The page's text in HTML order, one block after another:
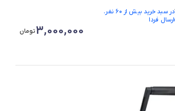
در سبد خرید بیش از ۶۰ نفر.
فقط ۳ عدد در انبار موجود است.
ارسال فردا
3,000,000تومان